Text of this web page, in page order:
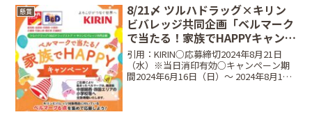
懸賞
8/21〆 ツルハドラッグ×キリン
ビバレッジ共同企画「ベルマーク
で当たる！家族でHAPPYキャンペ
ーン」
引用：KIRIN○応募締切2024年8月21日
（水）※当日消印有効○キャンペーン期
間2024年6月16日（日）〜 2024年8月15